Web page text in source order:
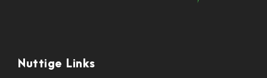
Nuttige Links